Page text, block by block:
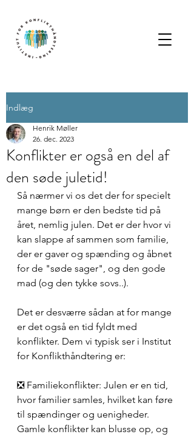
Indlæg
Konflikter er også en del af
den søde juletid!
Henrik Møller
26. dec. 2023
Så nærmer vi os det der for specielt
mange børn er den bedste tid på
året, nemlig julen. Det er der hvor vi
kan slappe af sammen som familie,
der er gaver og spænding og åbnet
for de "søde sager", og den gode
mad (og den tykke sovs..).
Det er desværre sådan at for mange
er det også en tid fyldt med
konflikter. Dem vi typisk ser i Institut
for Konflikthåndtering er:
❎ Familiekonflikter: Julen er en tid,
hvor familier samles, hvilket kan føre
til spændinger og uenigheder.
Gamle konflikter kan blusse op, og